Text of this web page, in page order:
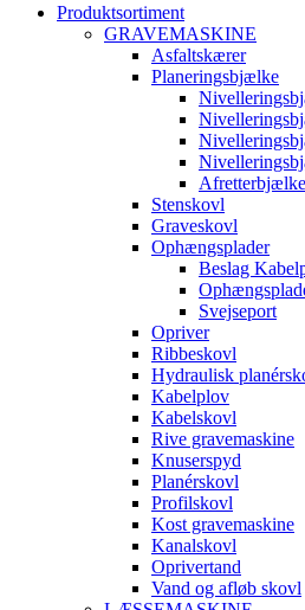
Produktsortiment
GRAVEMASKINE
Asfaltskærer
Planeringsbjælke
Afretterbjælke
Stenskovl
Graveskovl
Ophængsplader
Beslag
Svejseport
Opriver
Ribbeskovl
Hydraulisk
Kabelplov
Kabelskovl
Rive gravemaskine
Knuserspyd
Planérskovl
Profilskovl
Kost gravemaskine
Kanalskovl
Oprivertand
Vand og afløb skovl